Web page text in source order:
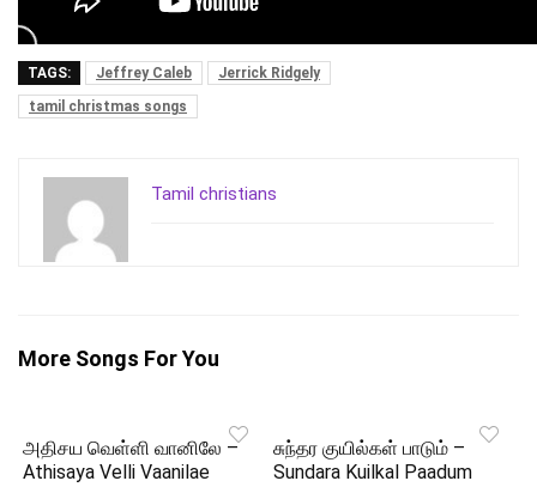
TAGS: Jeffrey Caleb
Jerrick Ridgely
tamil christmas songs
Tamil christians
More Songs For You
அதிசய வெள்ளி வானிலே –
Athisaya Velli Vaanilae
சுந்தர குயில்கள் பாடும் –
Sundara Kuilkal Paadum